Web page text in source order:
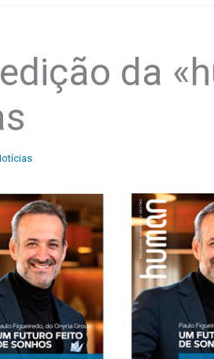
da